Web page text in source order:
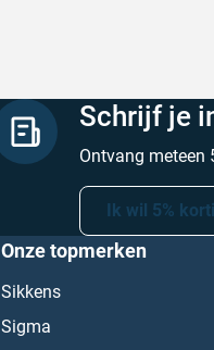
Schrijf je
Ontvang meteen
Ik wil 5%
Onze topmerken
Sikkens
Sigma